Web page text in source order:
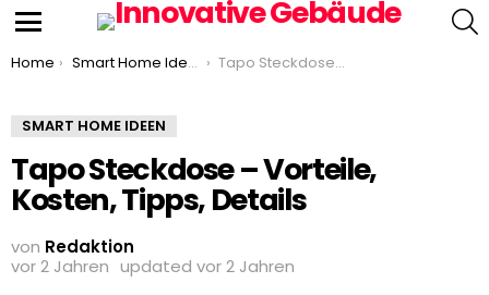
You are here:
Home Smart Home Ideen Tapo Steckdose – Vorteile, Kosten, Tipps, Details
SMART HOME IDEEN
Tapo Steckdose – Vorteile,
Kosten, Tipps, Details
von Redaktion
vor 2 Jahren updated vor 2 Jahren